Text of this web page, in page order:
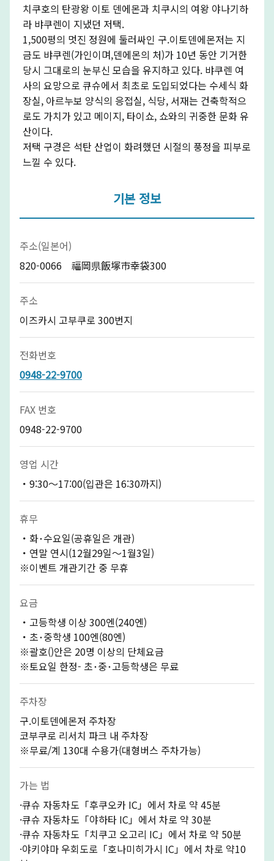
치쿠호의 탄광왕 이토 덴에몬과 치쿠시의 여왕 야나기하
라 뱌쿠렌이 지냈던 저택.
1,500평의 멋진 정원에 둘러싸인 구.이토덴에몬저는 지
금도 뱌쿠렌(가인이며,덴에몬의 처)가 10년 동안 기거한
당시 그대로의 눈부신 모습을 유지하고 있다. 뱌쿠렌 여
사의 요망으로 큐슈에서 최초로 도입되었다는 수세식 화
장실, 아르누보 양식의 응접실, 식당, 서재는 건축학적으
로도 가치가 있고 메이지, 타이쇼, 쇼와의 귀중한 문화 유
산이다.
저택 구경은 석탄 산업이 화려했던 시절의 풍정을 피부로
느낄 수 있다.
기본 정보
주소(일본어)
820-0066 福岡県飯塚市幸袋300
주소
이즈카시 고부쿠로 300번지
전화번호
0948-22-9700
FAX 번호
0948-22-9700
영업 시간
・9:30～17:00(입관은 16:30까지)
휴무
・화･수요일(공휴일은 개관)
・연말 연시(12월29일～1월3일)
※이벤트 개관기간 중 무휴
요금
・고등학생 이상 300엔(240엔)
・초･중학생 100엔(80엔)
※괄호()안은 20명 이상의 단체요금
※토요일 한정- 초･중･고등학생은 무료
주차장
구.이토덴에몬저 주차장
코부쿠로 리서치 파크 내 주차장
※무료/계 130대 수용가(대형버스 주차가능)
가는 법
·큐슈 자동차도「후쿠오카 IC」에서 차로 약 45분
·큐슈 자동차도「야하타 IC」에서 차로 약 30분
·큐슈 자동차도「치쿠고 오고리 IC」에서 차로 약 50분
·야키야마 우회도로「호나미히가시 IC」에서 차로 약10